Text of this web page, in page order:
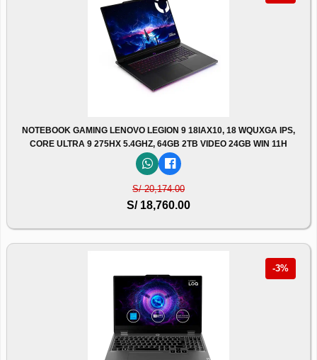
NOTEBOOK GAMING LENOVO LEGION 9 18IAX10, 18 WQUXGA IPS,
CORE ULTRA 9 275HX 5.4GHZ, 64GB 2TB VIDEO 24GB WIN 11H
S/ 20,174.00
S/ 18,760.00
-3%